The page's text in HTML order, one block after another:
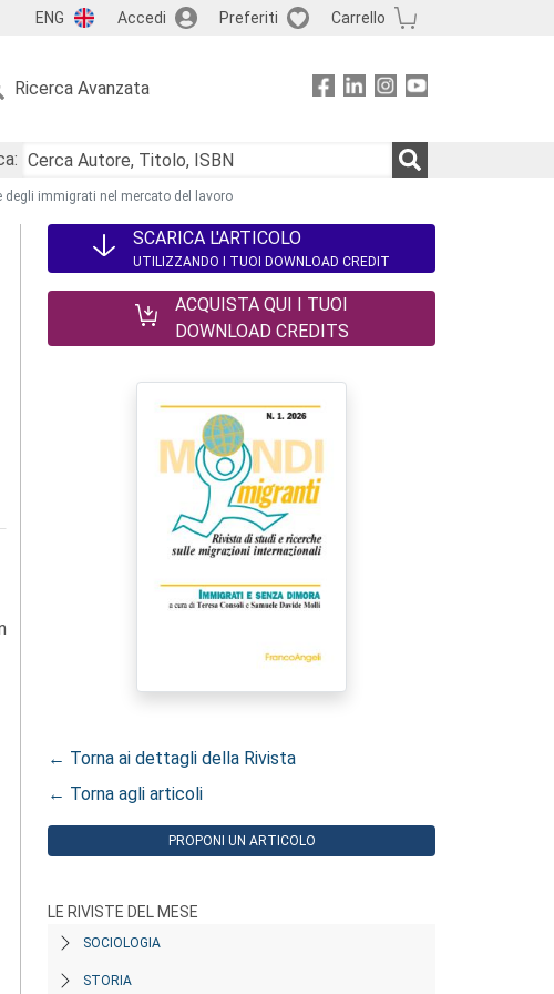
ENG Accedi Preferiti Carrello
Ricerca Avanzata
degli immigrati nel mercato del lavoro
SCARICA L'ARTICOLO
UTILIZZANDO I TUOI DOWNLOAD CREDIT
ACQUISTA QUI I TUOI
DOWNLOAD CREDITS
← Torna ai dettagli della Rivista
← Torna agli articoli
PROPONI UN ARTICOLO
LE RIVISTE DEL MESE
SOCIOLOGIA
STORIA